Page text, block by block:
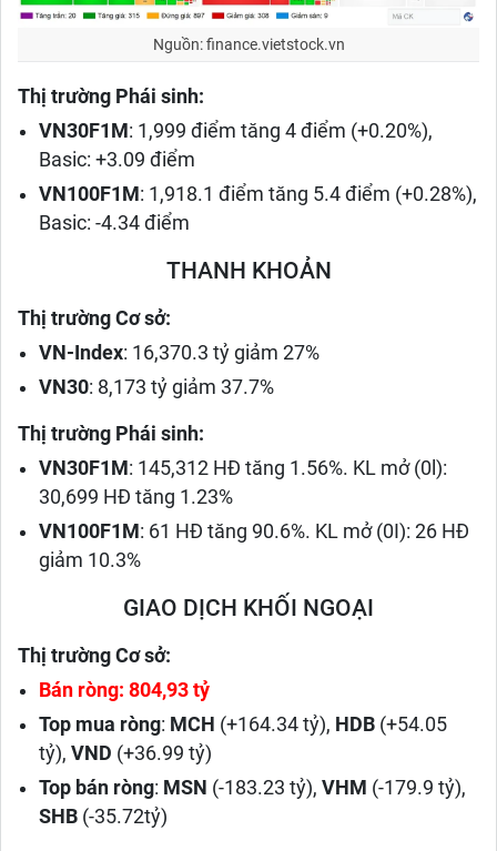
Nguồn: finance.vietstock.vn
Thị trường Phái sinh:
VN30F1M : 1,999 điểm tăng 4 điểm (+0.20%),
Basic: +3.09 điểm
VN100F1M : 1,918.1 điểm tăng 5.4 điểm (+0.28%),
Basic: -4.34 điểm
THANH KHOẢN
Thị trường Cơ sở:
VN-Index: 16,370.3 tỷ giảm 27%
VN30: 8,173 tỷ giảm 37.7%
Thị trường Phái sinh:
VN30F1M : 145,312 HĐ tăng 1.56%. KL mở (0l):
30,699 HĐ tăng 1.23%
VN100F1M : 61 HĐ tăng 90.6%. KL mở (0I): 26 HĐ
giảm 10.3%
GIAO DỊCH KHỐI NGOẠI
Thị trường Cơ sở:
Bán ròng: 804,93 tỷ
Top mua ròng: MCH (+164.34 tỷ), HDB (+54.05
tỷ),VND (+36.99 tỷ)
Top bán ròng: MSN (-183.23 tỷ),VHM (-179.9 tỷ),
SHB (-35.72tỷ)